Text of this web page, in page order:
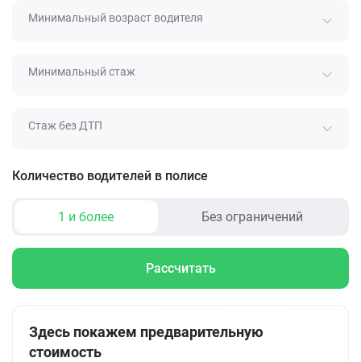
Минимальный возраст водителя
Минимальный стаж
Стаж без ДТП
Количество водителей в полисе
1 и более Без ограничений
Рассчитать
Здесь покажем предварительную
стоимость